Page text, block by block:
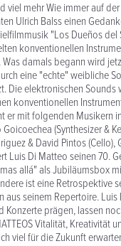
viel mehr Wie immer auf
Ulrich Balss einen
"Los Dueños
konventionellen
Was damals begann wird
eine "echte" weibliche
Die elektronischen
konventionellen
er mit folgenden Musikern
(Synthesizer &
& David Pintos
Luis Di Matteo seinen 70.
allá" als Jubiläumsbox
ist eine Retrospektive
aus seinem Repertoire.
Konzerte prägen, lassen
Vitalität,
viel für die Zukunft